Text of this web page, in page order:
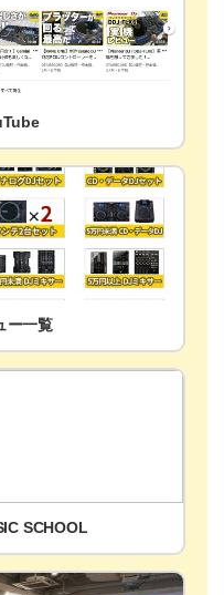
ー一覧
SCHOOL